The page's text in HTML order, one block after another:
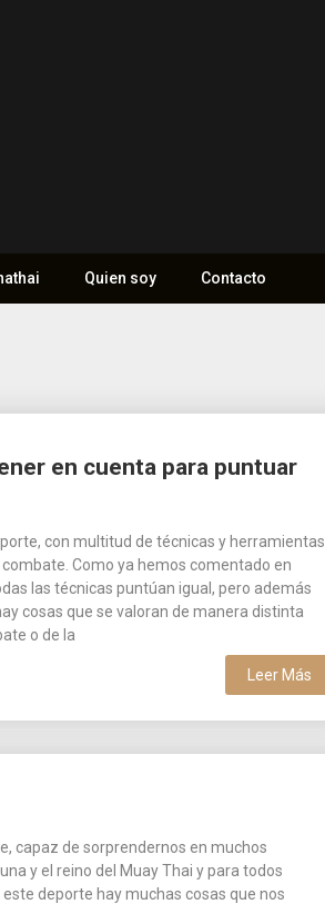
Quien soy Contacto
en cuenta para puntuar
con multitud de técnicas y herramientas
Como ya hemos comentado en
las técnicas puntúan igual, pero además
cosas que se valoran de manera distinta
o de la
Leer Más
capaz de sorprendernos en muchos
y el reino del Muay Thai y para todos
deporte hay muchas cosas que nos